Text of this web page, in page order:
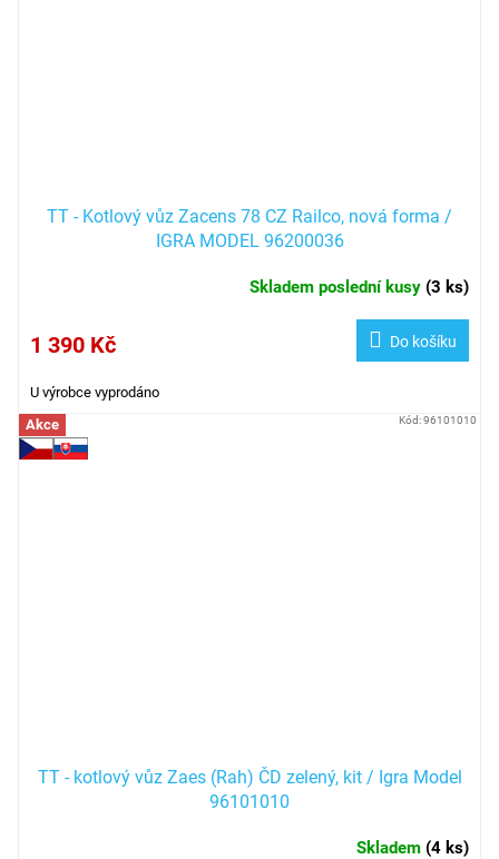
TT - Kotlový vůz Zacens 78 CZ Railco, nová forma /
IGRA MODEL 96200036
Skladem poslední kusy (3 ks)
1 390 Kč Do košíku
U výrobce vyprodáno
Akce
TT - kotlový vůz Zaes (Rah) ČD zelený, kit / Igra Model
96101010
Skladem (4 ks)
Kód:96101010